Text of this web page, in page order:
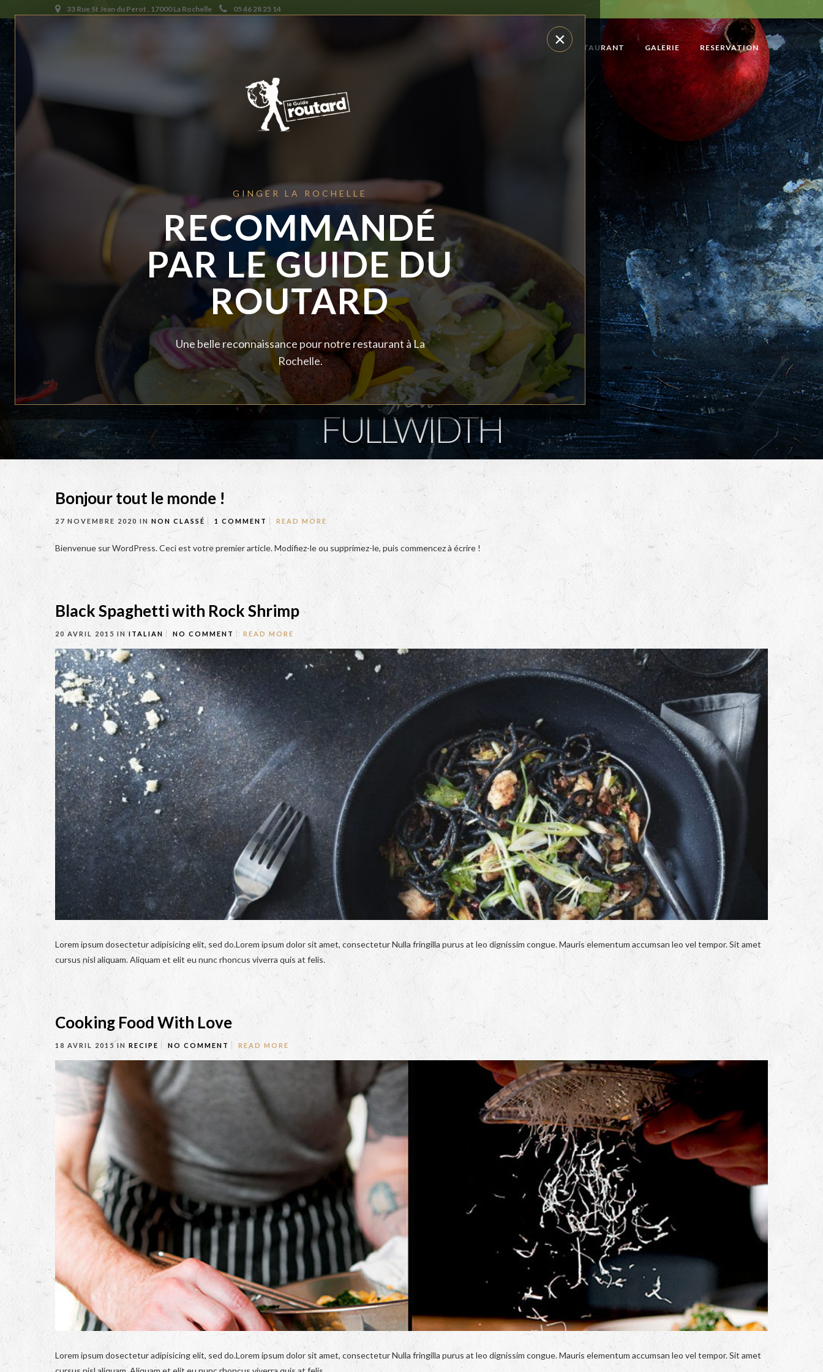
×
GINGER LA ROCHELLE
RECOMMANDÉ
PAR LE GUIDE DU
ROUTARD
Une belle reconnaissance pour notre restaurant à La
Rochelle.
33 Rue St Jean du Perot , 17000 La Rochelle 05 46 28 25 14
LE RESTAURANT GALERIE RESERVATION
News
FULLWIDTH
Bonjour tout le monde !
27 NOVEMBRE 2020 IN NON CLASSÉ 1 COMMENT READ MORE
Bienvenue sur WordPress. Ceci est votre premier article. Modifiez-le ou supprimez-le, puis commencez à écrire !
Black Spaghetti with Rock Shrimp
20 AVRIL 2015 INITALIAN NO COMMENT READ MORE
Lorem ipsum dosectetur adipisicing elit, sed do.Lorem ipsum dolor sit amet, consectetur Nulla fringilla purus at leo dignissim congue. Mauris elementum accumsan leo vel tempor. Sit amet
cursus nisl aliquam. Aliquam et elit eu nunc rhoncus viverra quis at felis.
Cooking Food With Love
18 AVRIL 2015 IN RECIPE NO COMMENT READ MORE
Lorem ipsum dosectetur adipisicing elit, sed do.Lorem ipsum dolor sit amet, consectetur Nulla fringilla purus at leo dignissim congue. Mauris elementum accumsan leo vel tempor. Sit amet